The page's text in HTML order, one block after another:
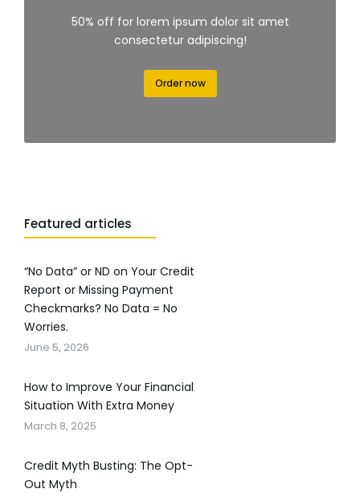
50% off for lorem ipsum dolor sit amet
consectetur adipiscing!
Order now
Featured articles
“No Data” or ND on Your Credit
Report or Missing Payment
Checkmarks? No Data = No
Worries.
June 5, 2026
How to Improve Your Financial
Situation With Extra Money
March 8, 2025
Credit Myth Busting: The Opt-
Out Myth